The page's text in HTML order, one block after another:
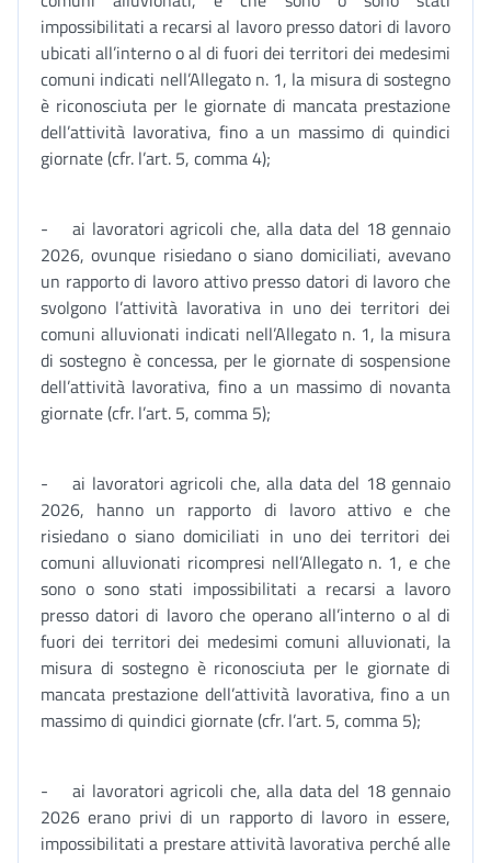
impossibilitati a recarsi al lavoro presso datori di lavoro
ubicati all’interno o al di fuori dei territori dei medesimi
comuni indicati nell’Allegato n. 1, la misura di sostegno
è riconosciuta per le giornate di mancata prestazione
dell’attività lavorativa, fino a un massimo di quindici
giornate (cfr. l’art. 5, comma 4);
- ai lavoratori agricoli che, alla data del 18 gennaio
2026, ovunque risiedano o siano domiciliati, avevano
un rapporto di lavoro attivo presso datori di lavoro che
svolgono l’attività lavorativa in uno dei territori dei
comuni alluvionati indicati nell’Allegato n. 1, la misura
di sostegno è concessa, per le giornate di sospensione
dell’attività lavorativa, fino a un massimo di novanta
giornate (cfr. l’art. 5, comma 5);
- ai lavoratori agricoli che, alla data del 18 gennaio
2026, hanno un rapporto di lavoro attivo e che
risiedano o siano domiciliati in uno dei territori dei
comuni alluvionati ricompresi nell’Allegato n. 1, e che
sono o sono stati impossibilitati a recarsi a lavoro
presso datori di lavoro che operano all’interno o al di
fuori dei territori dei medesimi comuni alluvionati, la
misura di sostegno è riconosciuta per le giornate di
mancata prestazione dell’attività lavorativa, fino a un
massimo di quindici giornate (cfr. l’art. 5, comma 5);
- ai lavoratori agricoli che, alla data del 18 gennaio
2026 erano privi di un rapporto di lavoro in essere,
impossibilitati a prestare attività lavorativa perché alle